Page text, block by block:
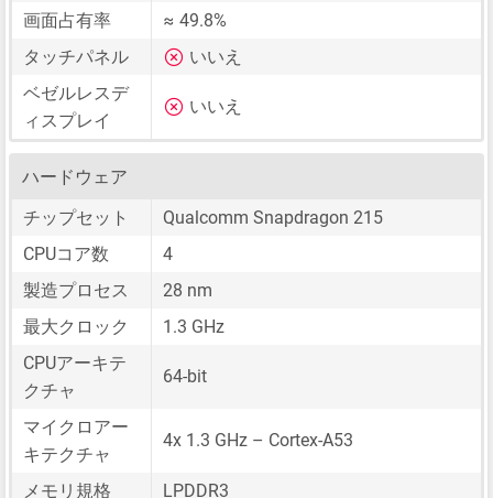
画面占有率
≈ 49.8%
タッチパネル
いいえ
ベゼルレスデ
ィスプレイ
いいえ
ハードウェア
チップセット
Qualcomm Snapdragon 215
CPUコア数
4
製造プロセス
28 nm
最大クロック
1.3 GHz
CPUアーキテ
クチャ
64-bit
マイクロアー
キテクチャ
4x 1.3 GHz – Cortex-A53
メモリ規格 LPDDR3